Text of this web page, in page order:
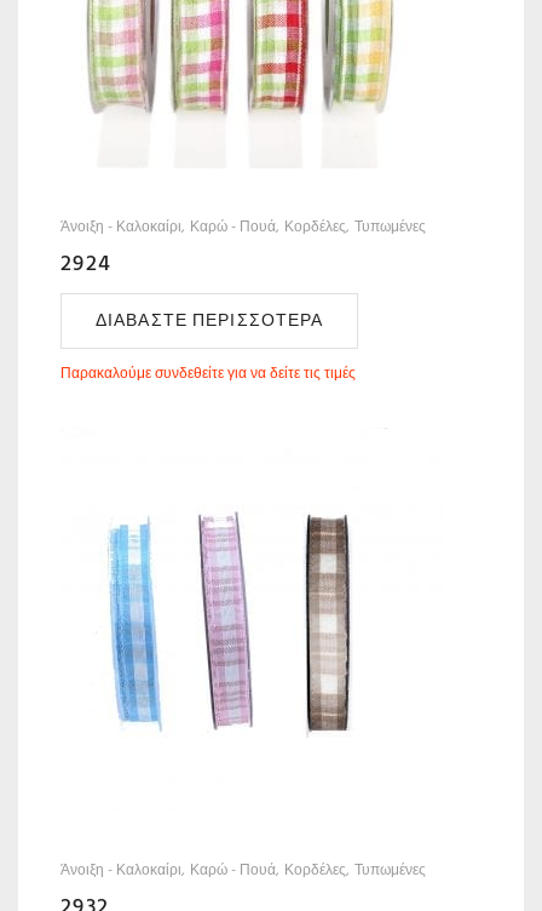
Άνοιξη - Καλοκαίρι Καρώ - Πουά Κορδέλες Τυπωμένες
2924
ΔΙΑΒΆΣΤΕ ΠΕΡΙΣΣΌΤΕΡΑ
Παρακαλούμε συνδεθείτε για να δείτε τις τιμές
Άνοιξη - Καλοκαίρι Καρώ - Πουά Κορδέλες Τυπωμένες